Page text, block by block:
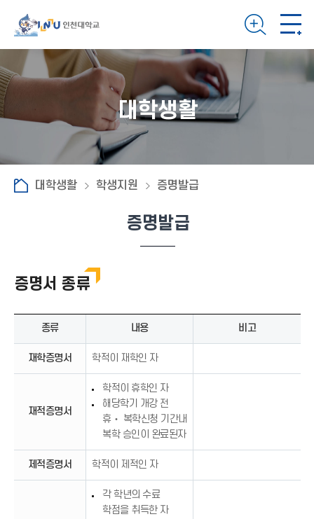
대학생활
대학생활 학생지원 증명발급
증명발급
증명서 종류
종류 내용 비고
재학증명서 학적이 재학인 자
재적증명서
학적이 휴학인 자
해당학기 개강 전
휴‧ 복학신청 기간내
복학 승인이 완료된자
제적증명서 학적이 제적인 자
각 학년의 수료
학점을 취득한 자